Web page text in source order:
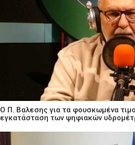
Ο Π. Βαλεσης για τα φουσκωμένα
εγκατάσταση των ψηφιακών